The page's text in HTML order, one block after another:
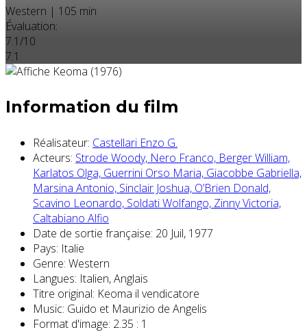
Western | 105 min
Évaluation:
7.1/10
7.1
Information du film
Réalisateur: Castellari Enzo G.
Acteurs: Strode Woody, Nero Franco, Berger William,
Karlatos Olga, Guerrini Orso Maria, Giacobbe Gabriella,
Marsina Antonio, Sinclair Joshua, O’Brien Donald,
Scavino Leonardo, Soldati Wolfango, Zinny Victoria,
Caltabiano Alfio
Date de sortie française: 20 Juil, 1977
Pays: Italie
Genre: Western
Langues: Italien, Anglais
Titre original: Keoma il vendicatore
Music: Guido et Maurizio de Angelis
Format d'image: 2.35 : 1